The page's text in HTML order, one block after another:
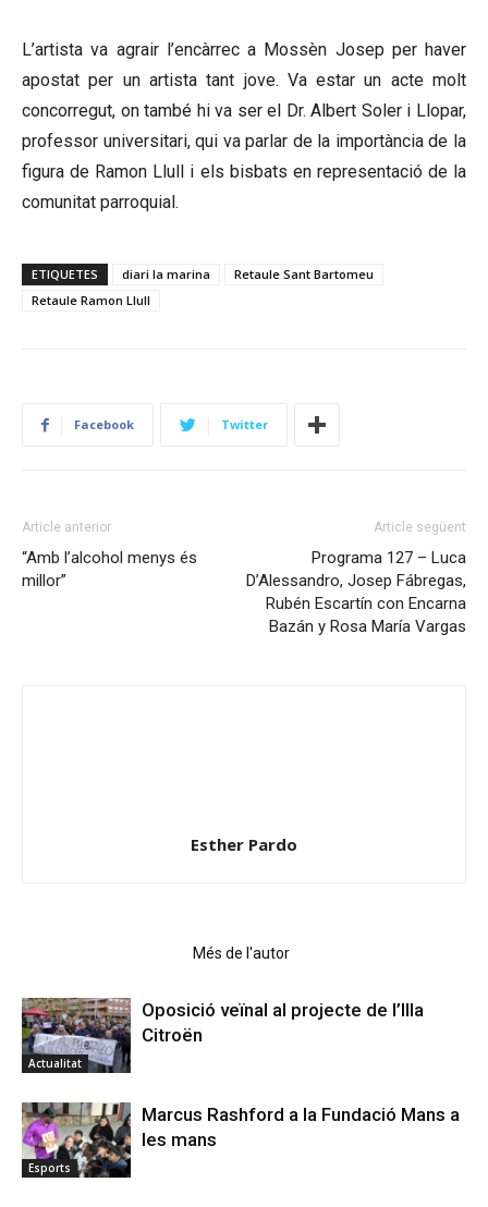
L’artista va agrair l’encàrrec a Mossèn Josep per haver
apostat per un artista tant jove. Va estar un acte molt
concorregut, on també hi va ser el Dr. Albert Soler i Llopar,
professor universitari, qui va parlar de la importància de la
figura de Ramon Llull i els bisbats en representació de la
comunitat parroquial.
ETIQUETES diari la marina
Retaule Sant Bartomeu
Retaule Ramon Llull
Facebook Twitter
Article anterior
“Amb l’alcohol menys és
millor”
Article següent
Programa 127 – Luca
D’Alessandro, Josep Fábregas,
Rubén Escartín con Encarna
Bazán y Rosa María Vargas
Esther Pardo
Més de l'autor
Actualitat
Oposició veïnal al projecte de l’Illa
Citroën
Esports
Marcus Rashford a la Fundació Mans a
les mans